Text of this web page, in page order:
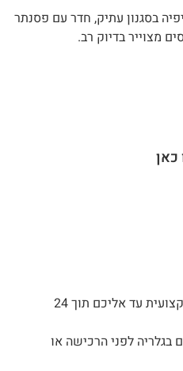
בסגנון עתיק, חדר עם פסנתר
מצוייר בדיוק רב.
ניתן להזמין משלוח + תלייה מקצועית עד אליכם תוך 24
בגלריה לפני הרכישה או